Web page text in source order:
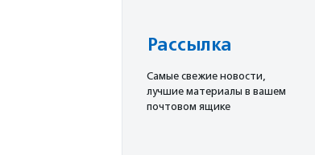
Рассылка
Cамые свежие новости,
лучшие материалы в вашем
почтовом ящике